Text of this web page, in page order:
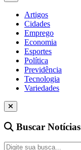
Artigos
Cidades
Emprego
Economia
Esportes
Política
Previdência
Tecnologia
Variedades
Buscar Notícias